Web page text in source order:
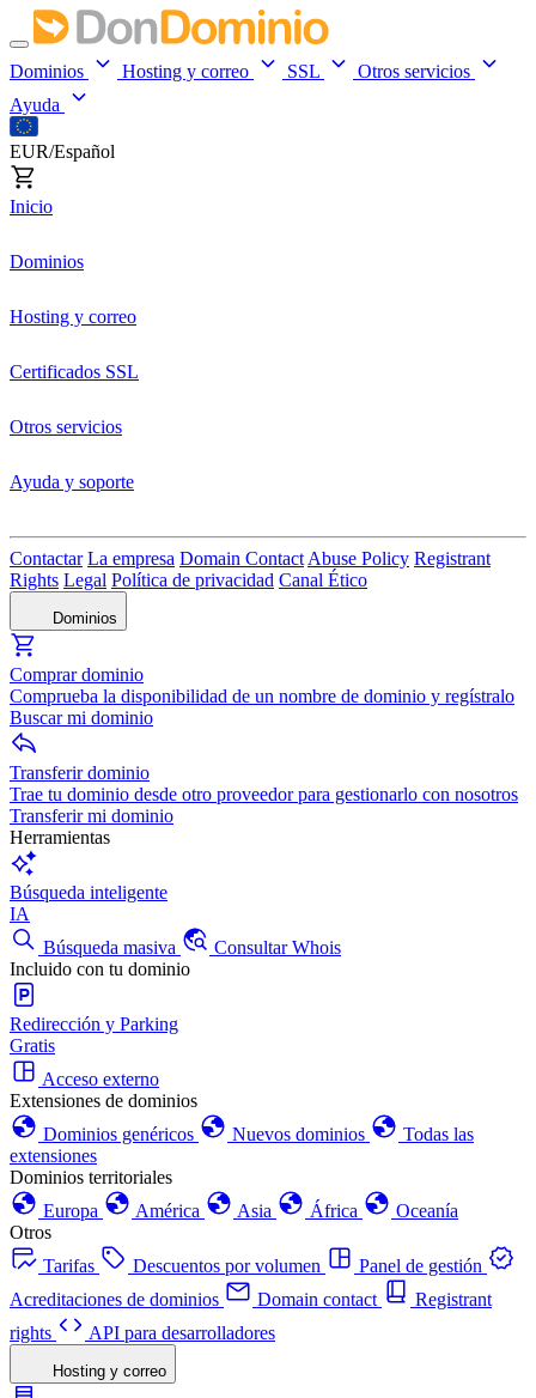
Dominios Hosting y correo SSL
Otros servicios
Ayuda
EUR/Español
Inicio
Dominios
Hosting y correo
Certificados SSL
Otros servicios
Ayuda y soporte
Contactar La empresa Domain Contact Abuse Policy Registrant
Rights Legal Política de privacidad Canal Ético
Dominios
Comprar dominio
Comprueba la disponibilidad de un nombre de dominio y regístralo
Buscar mi dominio
Transferir dominio
Trae tu dominio desde otro proveedor para gestionarlo con nosotros
Transferir mi dominio
Herramientas
Búsqueda inteligente
IA
Búsqueda masiva
Consultar Whois
Incluido con tu dominio
Redirección y Parking
Gratis
Acceso externo
Extensiones de dominios
Dominios genéricos
Nuevos dominios
Todas las
extensiones
Dominios territoriales
Europa
América Asia África
Oceanía
Otros
Tarifas
Descuentos por volumen
Panel de gestión
Acreditaciones de dominios
Domain contact
Registrant
rights
API para desarrolladores
Hosting y correo